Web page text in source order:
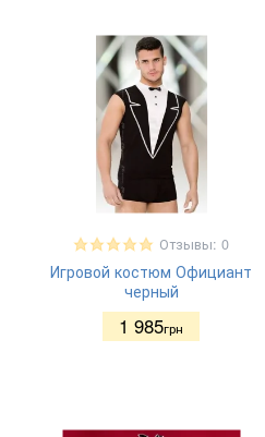
Отзывы: 0
Игровой костюм Официант
черный
1 985грн